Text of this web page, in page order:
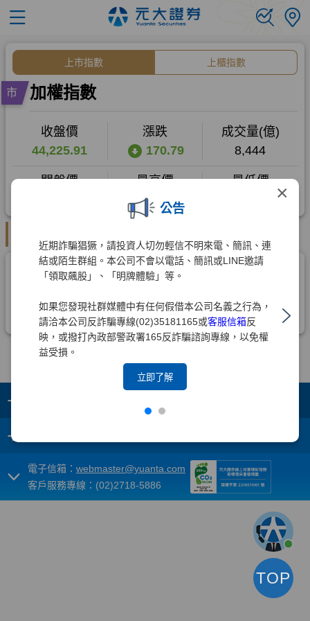
×
公告
近期詐騙猖獗，請投資人切勿輕信不明來電、簡訊、連
結或陌生群組。本公司不會以電話、簡訊或LINE邀請
「領取飆股」、「明牌體驗」等。
如果您發現社群媒體中有任何假借本公司名義之行為，
請洽本公司反詐騙專線(02)35181165或客服信箱反
映，或撥打內政部警政署165反詐騙諮詢專線，以免權
益受損。
立即了解
+
+
電子信箱： webmaster@yuanta.com
客戶服務專線：(02)2718-5886
TOP